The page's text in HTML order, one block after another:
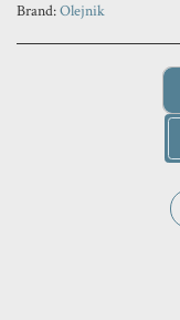
Brand:Olejnik